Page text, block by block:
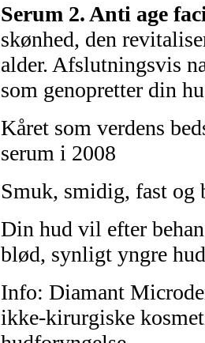
Serum 2. Anti age
skønhed, den
alder. Afslutningsvis
som genopretter din
Kåret som verdens
serum i 2008
Smuk, smidig, fast og
Din hud vil efter
blød, synligt yngre
Info: Diamant
ikke-kirurgiske